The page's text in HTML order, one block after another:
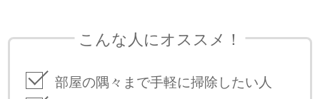
こんな人にオススメ！
部屋の隅々まで手軽に掃除したい人